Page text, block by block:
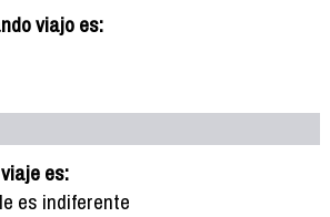
viajo es:
es:
es indiferente